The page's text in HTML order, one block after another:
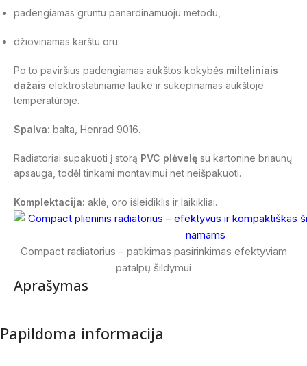
padengiamas gruntu panardinamuoju metodu,
džiovinamas karštu oru.
Po to paviršius padengiamas aukštos kokybės milteliniais
dažais elektrostatiniame lauke ir sukepinamas aukštoje
temperatūroje.
Spalva: balta, Henrad 9016.
Radiatoriai supakuoti į storą PVC plėvelę su kartonine briaunų
apsauga, todėl tinkami montavimui net neišpakuoti.
Komplektacija: aklė, oro išleidiklis ir laikikliai.
Compact radiatorius – patikimas pasirinkimas efektyviam
patalpų šildymui
Aprašymas
Papildoma informacija